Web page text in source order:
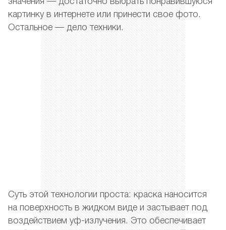
картинку в интернете или принести свое фото.
Остальное — дело техники.
Суть этой технологии проста: краска наносится
на поверхность в жидком виде и застывает под
воздействием уф-излучения. Это обеспечивает